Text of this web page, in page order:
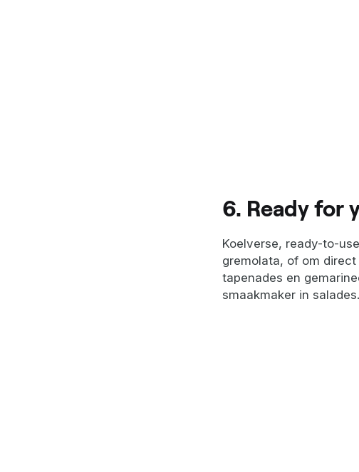
6. Ready for
Koelverse, ready-to-
gremolata, of om
tapenades en
smaakmaker in salades.